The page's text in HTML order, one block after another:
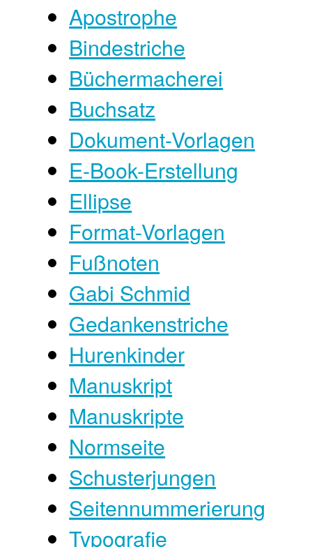
Apostrophe
Bindestriche
Büchermacherei
Buchsatz
Dokument-Vorlagen
E-Book-Erstellung
Ellipse
Format-Vorlagen
Fußnoten
Gabi Schmid
Gedankenstriche
Hurenkinder
Manuskript
Manuskripte
Normseite
Schusterjungen
Seitennummerierung
Typografie